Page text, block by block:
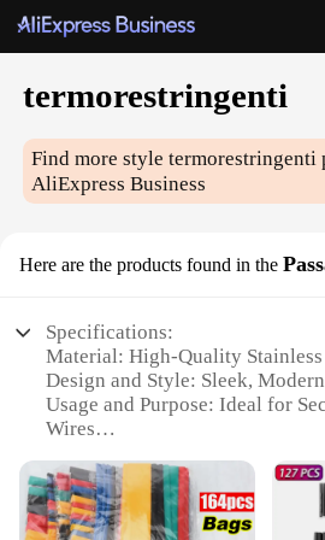
termorestringenti
Find more styletermorestringenti
AliExpress Business
Here are the products found in the
Specifications:
Material: High-Quality Stainless
Design and Style: Sleek,
Usage and Purpose: Ideal for
Wires
Resistant
Typical Adaptive Scenario:
Industrial Environments